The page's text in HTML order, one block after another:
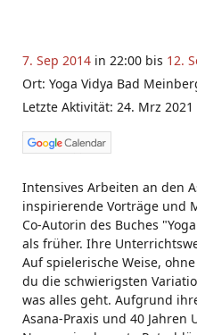
7. Sep 2014 in 22:00 bis 12.
Ort: Yoga Vidya Bad
Letzte Aktivität: 24. Mrz 2021
Intensives Arbeiten an den
inspirierende Vorträge und
Co-Autorin des Buches
als früher. Ihre
Auf spielerische Weise,
du die schwierigsten
was alles geht. Aufgrund
Asana-Praxis und 40